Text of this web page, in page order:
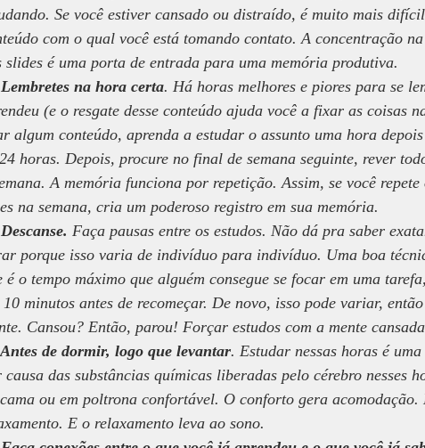
Se você estiver cansado ou distraído, é muito mais
com o qual você está tomando contato. A concentração
slides é uma porta de entrada para uma memória produtiva.
Lembretes na hora certa. Há horas melhores e piores para se
(e o resgate desse conteúdo ajuda você a fixar as coisas
algum conteúdo, aprenda a estudar o assunto uma hora
horas. Depois, procure no final de semana seguinte, rever
A memória funciona por repetição. Assim, se você
na semana, cria um poderoso registro em sua memória.
Faça pausas entre os estudos. Não dá pra saber
porque isso varia de indivíduo para indivíduo. Uma boa
é o tempo máximo que alguém consegue se focar em uma
10 minutos antes de recomeçar. De novo, isso pode variar,
Cansou? Então, parou! Forçar estudos com a mente
Antes de dormir, logo que levantar. Estudar nessas horas é
causa das substâncias químicas liberadas pelo cérebro nesses
ou em poltrona confortável. O conforto gera acomodação.
E o relaxamento leva ao sono.